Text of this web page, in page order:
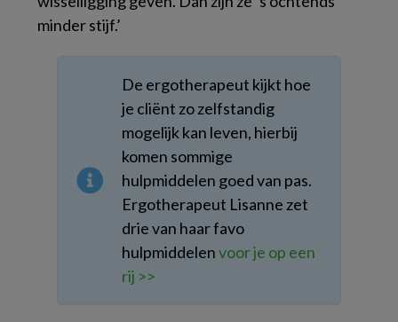
minder stijf.’
De ergotherapeut kijkt hoe
je cliënt zo zelfstandig
mogelijk kan leven, hierbij
komen sommige
hulpmiddelen goed van pas.
Ergotherapeut Lisanne zet
drie van haar favo
hulpmiddelenvoor je op een
rij >>